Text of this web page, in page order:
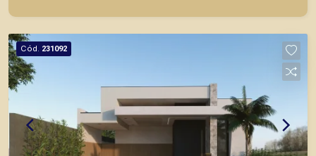
Preto.
Cód. 231092